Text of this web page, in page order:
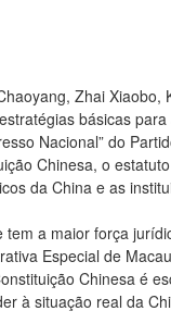
Zhai
básicas
Nacional” do
Chinesa, o
da China e as
a maior força
Especial de
Chinesa é
à situação real da